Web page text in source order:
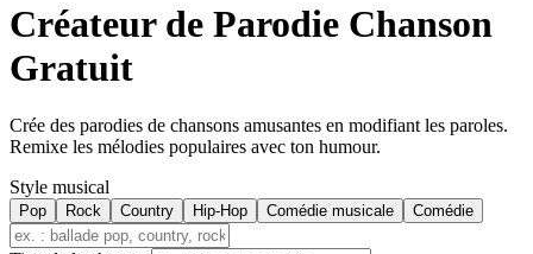
Créateur de Parodie Chanson
Gratuit
Crée des parodies de chansons amusantes en modifiant les paroles.
Remixe les mélodies populaires avec ton humour.
Style musical
Pop Rock Country Hip-Hop Comédie musicale Comédie